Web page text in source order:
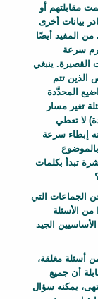
مقابلتهم أو
بيانات أخرى
المفيد أيضًا
سرعة
القصيرة. ينبغي
الذين تتم
المحدَّدة
تغير مسار
لا تعطي
إبطاء سرعة
تبدأ بكلمات
الجماعات التي
الأسئلة
الجيد
أسئلة مغلقة،
أن جميع
يمكنه سؤال